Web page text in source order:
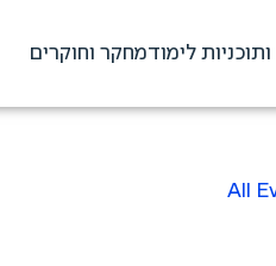
ותוכניות לימודמחקר וחוקרים